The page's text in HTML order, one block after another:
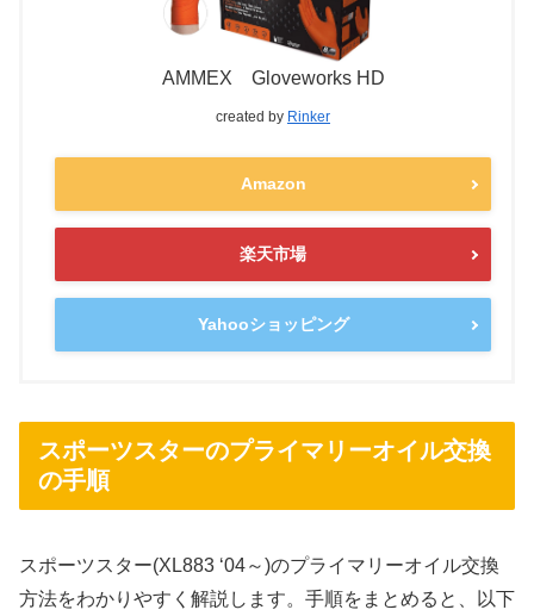
AMMEX Gloveworks HD
created by Rinker
Amazon
楽天市場
Yahooショッピング
スポーツスターのプライマリーオイル交換
の手順
スポーツスター(XL883 ‘04～)のプライマリーオイル交換
方法をわかりやすく解説します。手順をまとめると、以下